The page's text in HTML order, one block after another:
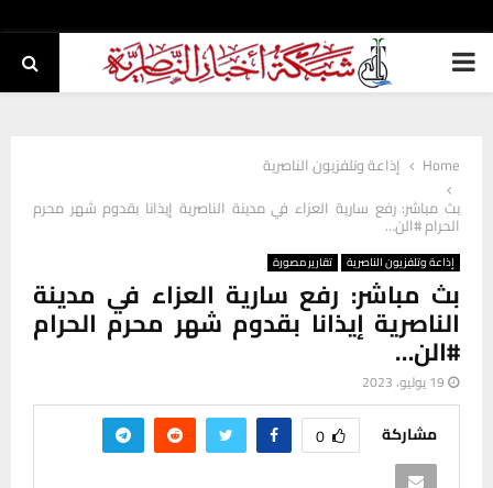
PRIMARY
Home
إذاعة وتلفزيون الناصرية
بث مباشر: رفع سارية العزاء في مدينة الناصرية إيذانا بقدوم شهر محرم
الحرام #الن…
إذاعة وتلفزيون الناصرية تقارير مصورة
بث مباشر: رفع سارية العزاء في مدينة
الناصرية إيذانا بقدوم شهر محرم الحرام
#الن…
19 يوليو، 2023
مشاركة 0